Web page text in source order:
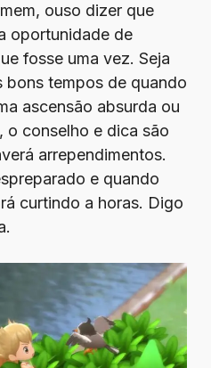
ouso dizer que
oportunidade de
fosse uma vez. Seja
bons tempos de quando
ascensão absurda ou
o conselho e dica são
arrependimentos.
e quando
curtindo a horas. Digo